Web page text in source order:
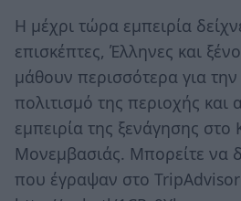
Η μέχρι τώρα εμπειρία
επισκέπτες, Έλληνες και
μάθουν περισσότερα για την
πολιτισμό της περιοχής
εμπειρία της ξενάγησης στο
Μονεμβασιάς. Μπορείτε να
που έγραψαν στο